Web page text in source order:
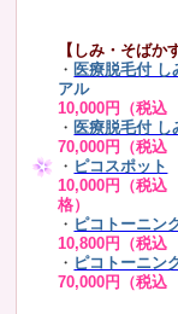
【しみ・そばか
・ 医療脱毛付
アル
10,000円（税込
・ 医療脱毛付 し
70,000円（税込
・ ピコスポット
10,000円（税込
格）
・ ピコトーニ
10,800円（税込
・ ピコトーニン
70,000円（税込